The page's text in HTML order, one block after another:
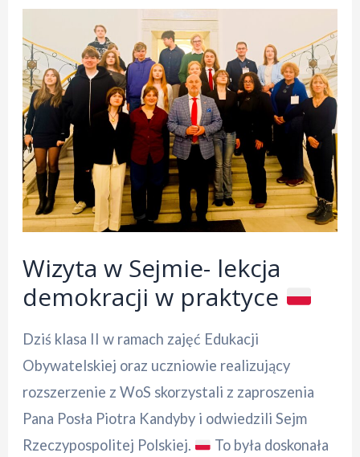
Wizyta w Sejmie- lekcja
demokracji w praktyce
Dziś klasa II w ramach zajęć Edukacji
Obywatelskiej oraz uczniowie realizujący
rozszerzenie z WoS skorzystali z zaproszenia
Pana Posła Piotra Kandyby i odwiedzili Sejm
Rzeczypospolitej Polskiej.
To była doskonała